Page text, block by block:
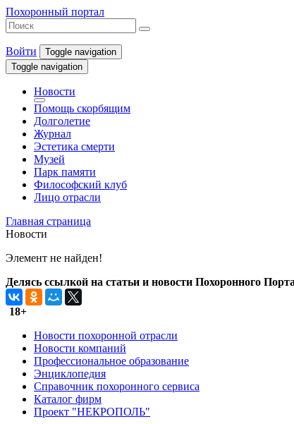
Похоронный портал
Войти
Toggle navigation
Toggle navigation
Новости
Помощь скорбящим
Долголетие
Журнал
Эстетика смерти
Музей
Парк памяти
Философский клуб
Лицо отрасли
Главная страница
Новости
Элемент не найден!
Делясь ссылкой на статьи и новости Похоронного
18+
Новости похоронной отрасли
Новости компаний
Профессиональное образование
Энциклопедия
Справочник похоронного сервиса
Каталог фирм
Проект "НЕКРОПОЛЬ"